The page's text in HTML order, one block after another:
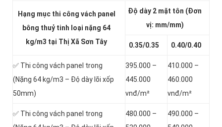
Hạng mục thi công vách panel
bông thuỷ tinh loại nặng 64
kg/m3 tại Thị Xã Sơn Tây
Độ dày 2 mặt tôn (Đơn
vị: mm/mm)
0.35/0.35 0.40/0.40
✅ Thi công vách panel trong
(Nặng 64 kg/m3 – Độ dày lõi xốp
50mm)
395.000 –
445.000
vnđ/m²
410.000 –
460.000
vnđ/m²
✅ Thi công vách panel trong
480.000 –
490.000 –